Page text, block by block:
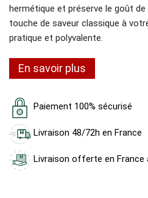
hermétique et préserve le goût
touche de saveur classique à
pratique et polyvalente.
En savoir plus
Paiement 100% sécurisé
Livraison 48/72h en France
Livraison offerte en France